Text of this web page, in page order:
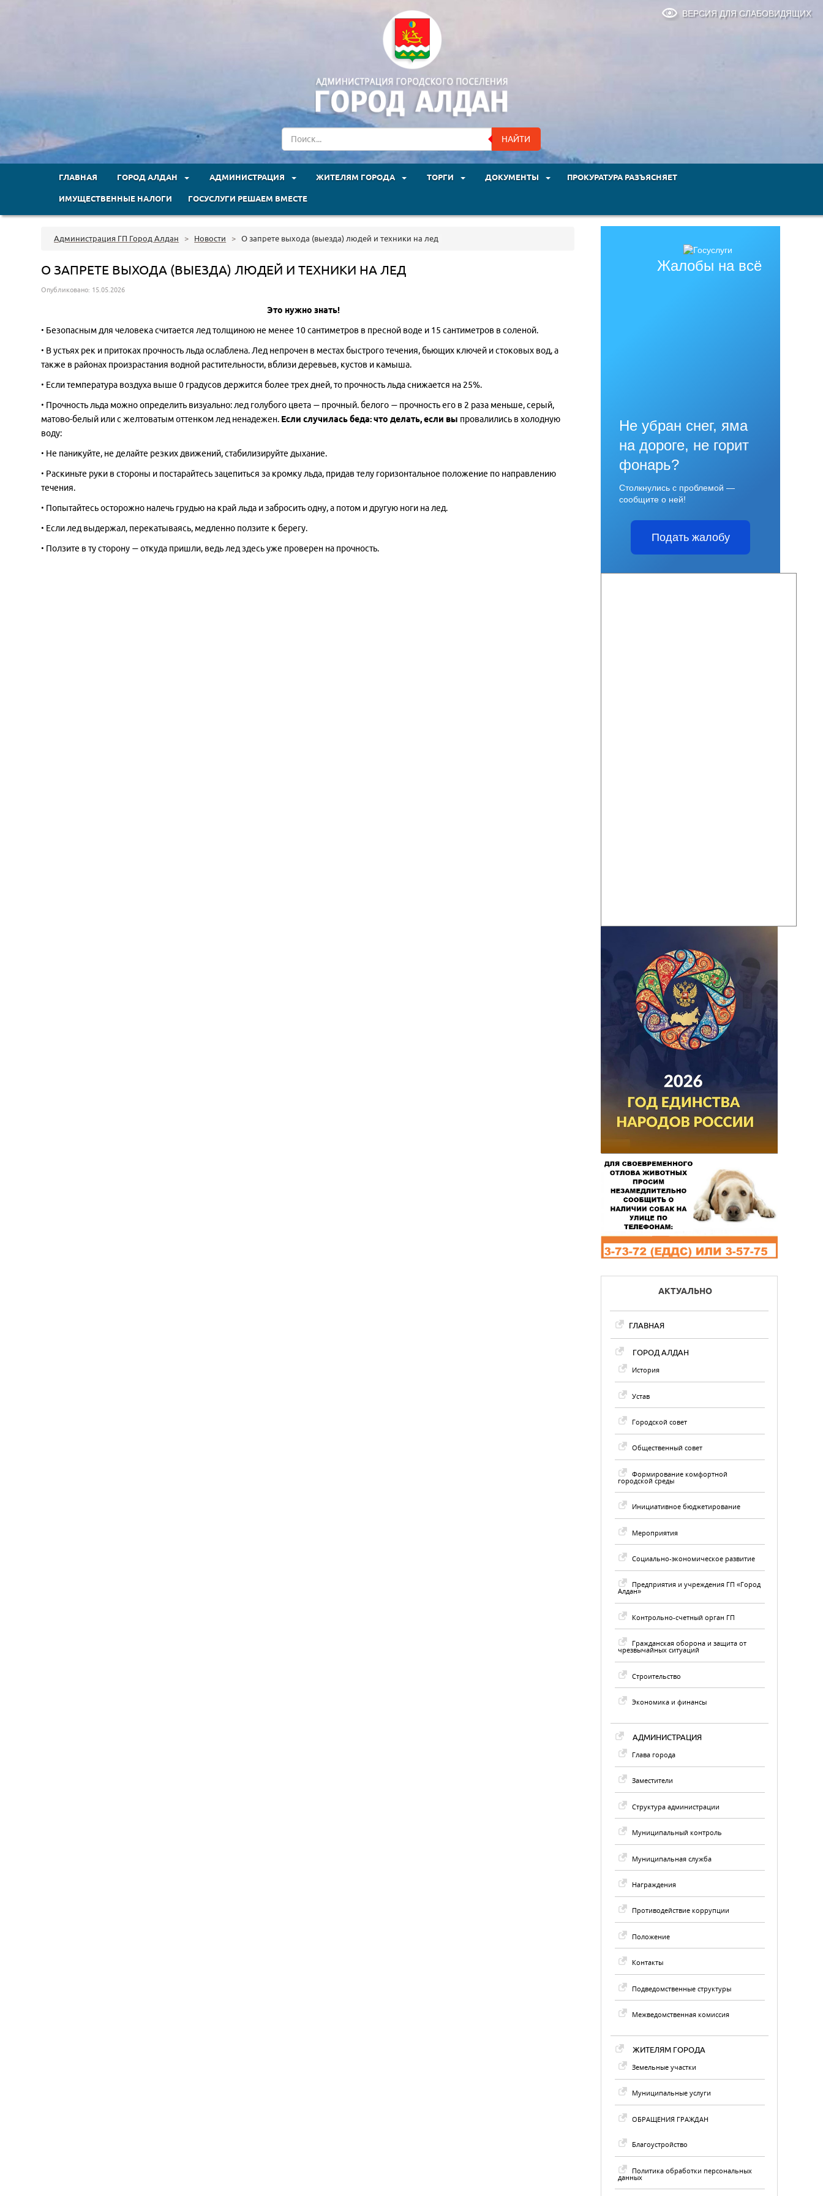
ВЕРСИЯ ДЛЯ СЛАБОВИДЯЩИХ
НАЙТИ
ГЛАВНАЯ ГОРОД АЛДАН АДМИНИСТРАЦИЯ ЖИТЕЛЯМ ГОРОДА ТОРГИ ДОКУМЕНТЫ ПРОКУРАТУРА РАЗЪЯСНЯЕТ
ИМУЩЕСТВЕННЫЕ НАЛОГИ ГОСУСЛУГИ РЕШАЕМ ВМЕСТЕ
Администрация ГП Город Алдан > Новости > О запрете выхода (выезда) людей и техники на лед
О ЗАПРЕТЕ ВЫХОДА (ВЫЕЗДА) ЛЮДЕЙ И ТЕХНИКИ НА ЛЕД
Опубликовано: 15.05.2026
Это нужно знать!
• Безопасным для человека считается лед толщиною не менее 10 сантиметров в пресной воде и 15 сантиметров в соленой.
• В устьях рек и притоках прочность льда ослаблена. Лед непрочен в местах быстрого течения, бьющих ключей и стоковых вод, а
также в районах произрастания водной растительности, вблизи деревьев, кустов и камыша.
• Если температура воздуха выше 0 градусов держится более трех дней, то прочность льда снижается на 25%.
• Прочность льда можно определить визуально: лед голубого цвета — прочный. белого — прочность его в 2 раза меньше, серый,
матово-белый или с желтоватым оттенком лед ненадежен. Если случилась беда: что делать, если вы провалились в холодную
воду:
• Не паникуйте, не делайте резких движений, стабилизируйте дыхание.
• Раскиньте руки в стороны и постарайтесь зацепиться за кромку льда, придав телу горизонтальное положение по направлению
течения.
• Попытайтесь осторожно налечь грудью на край льда и забросить одну, а потом и другую ноги на лед.
• Если лед выдержал, перекатываясь, медленно ползите к берегу.
• Ползите в ту сторону — откуда пришли, ведь лед здесь уже проверен на прочность.
Жалобы на всё
Не убран снег, яма
на дороге, не горит
фонарь?
Столкнулись с проблемой —
сообщите о ней!
Подать жалобу
АКТУАЛЬНО
ГЛАВНАЯ
ГОРОД АЛДАН
История
Устав
Городской совет
Общественный совет
Формирование комфортной
городской среды
Инициативное бюджетирование
Мероприятия
Социально-экономическое развитие
Предприятия и учреждения ГП «Город
Алдан»
Контрольно-счетный орган ГП
Гражданская оборона и защита от
чрезвычайных ситуаций
Строительство
Экономика и финансы
АДМИНИСТРАЦИЯ
Глава города
Заместители
Структура администрации
Муниципальный контроль
Муниципальная служба
Награждения
Противодействие коррупции
Положение
Контакты
Подведомственные структуры
Межведомственная комиссия
ЖИТЕЛЯМ ГОРОДА
Земельные участки
Муниципальные услуги
ОБРАЩЕНИЯ ГРАЖДАН
Благоустройство
Политика обработки персональных
данных